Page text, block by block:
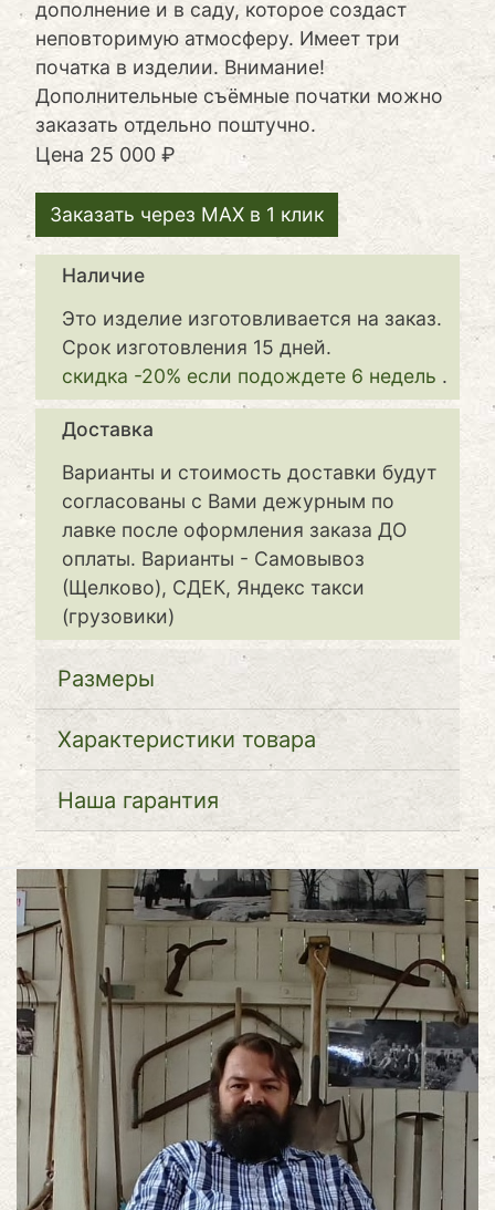
дополнение и в саду, которое создаст
неповторимую атмосферу. Имеет три
початка в изделии. Внимание!
Дополнительные съёмные початки можно
заказать отдельно поштучно.
Цена 25 000 ₽
Заказать через MAX в 1 клик
Наличие
Это изделие изготовливается на заказ.
Срок изготовления 15 дней.
скидка -20% если подождете 6 недель .
Доставка
Варианты и стоимость доставки будут
согласованы с Вами дежурным по
лавке после оформления заказа ДО
оплаты. Варианты - Самовывоз
(Щелково), СДЕК, Яндекс такси
(грузовики)
Размеры
Характеристики товара
Наша гарантия